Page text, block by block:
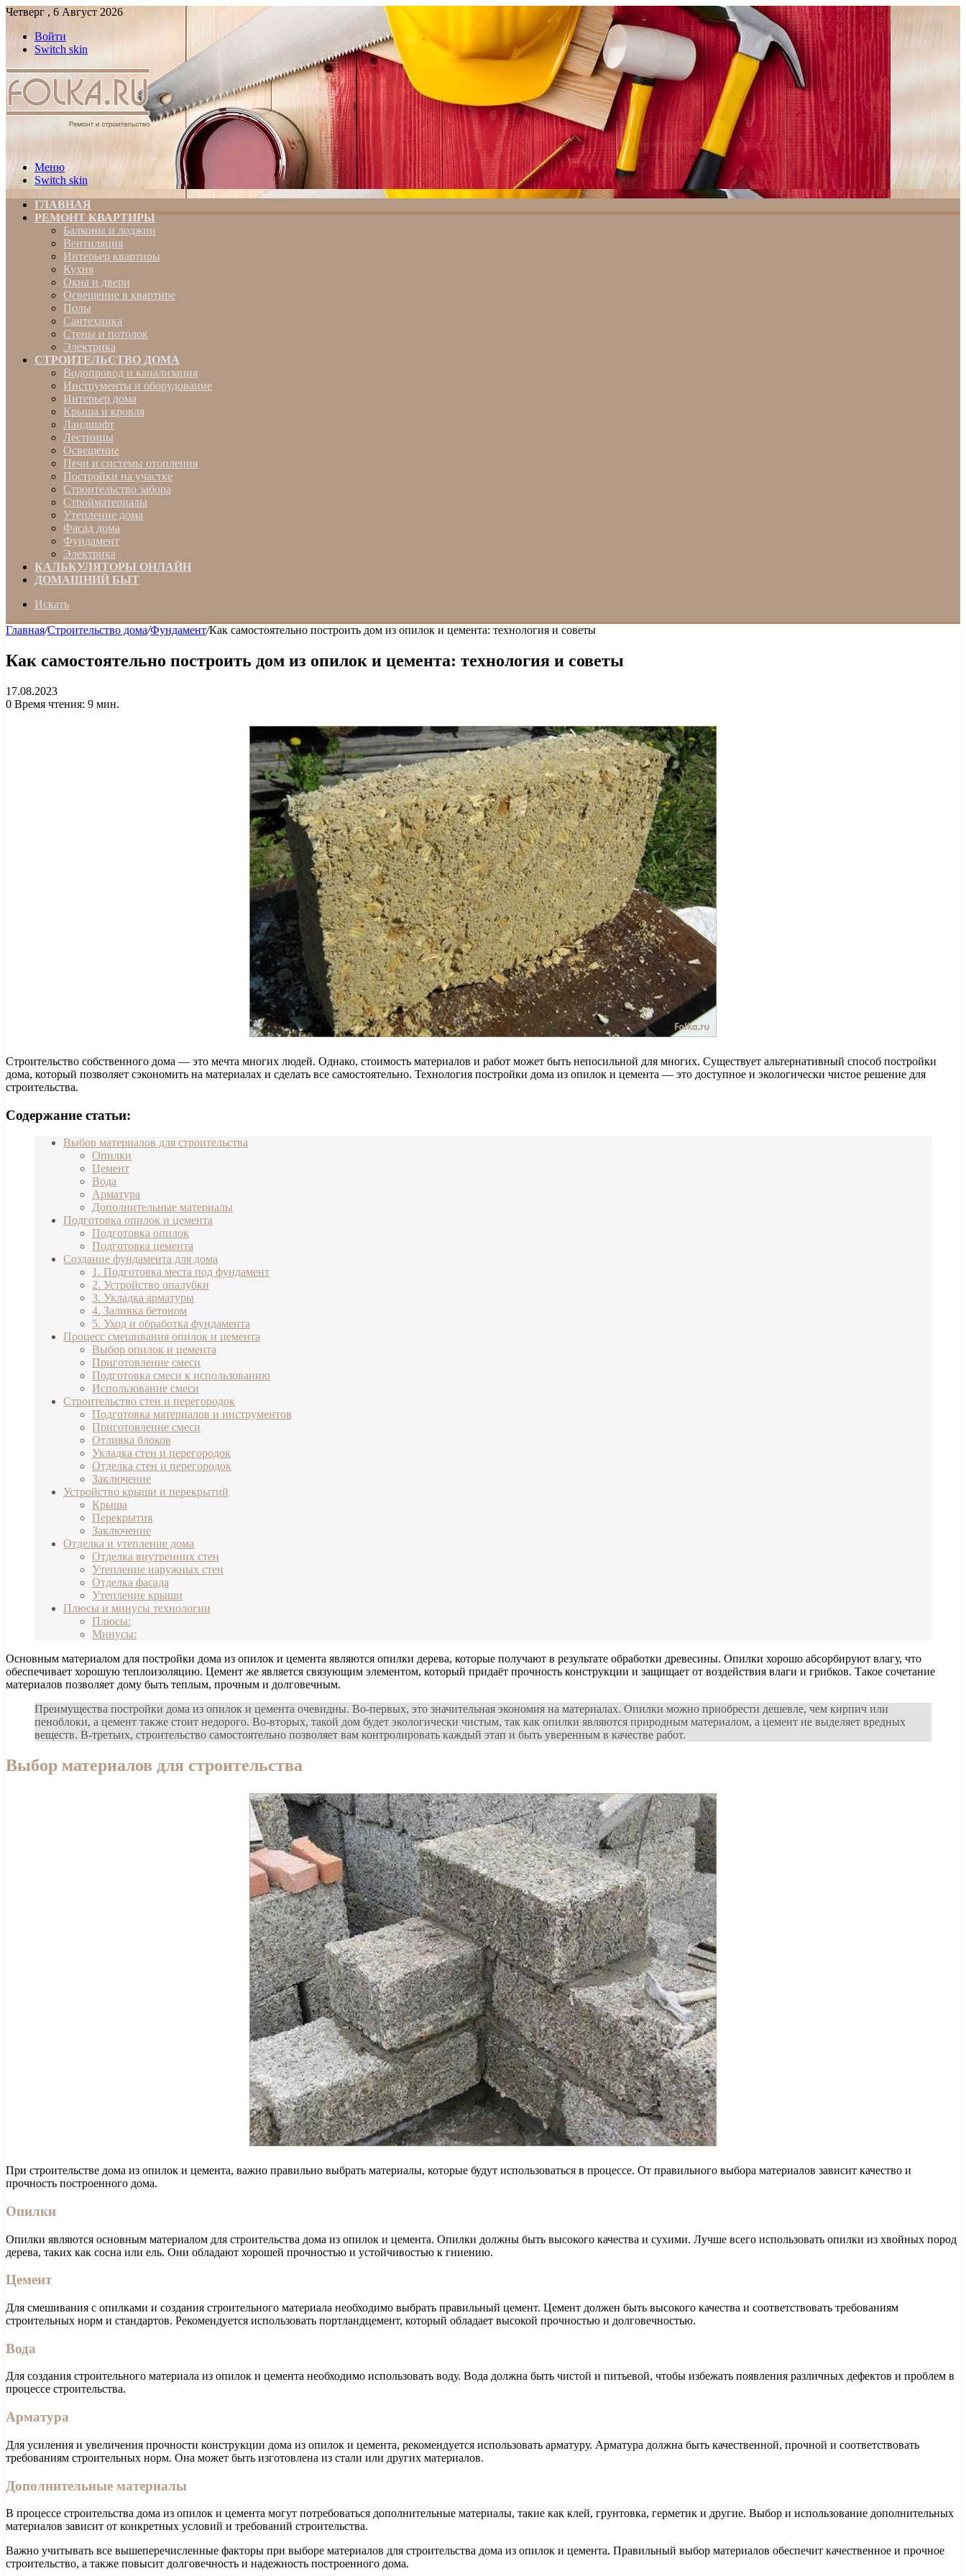
Четверг , 6 Август 2026
Войти
Switch skin
Меню
Switch skin
ГЛАВНАЯ
РЕМОНТ КВАРТИРЫ
Балконы и лоджии
Вентиляция
Интерьер квартиры
Кухня
Окна и двери
Освещение в квартире
Полы
Сантехника
Стены и потолок
Электрика
СТРОИТЕЛЬСТВО ДОМА
Водопровод и канализация
Инструменты и оборудование
Интерьер дома
Крыша и кровля
Ландшафт
Лестницы
Освещение
Печи и системы отопления
Постройки на участке
Строительство забора
Стройматериалы
Утепление дома
Фасад дома
Фундамент
Электрика
КАЛЬКУЛЯТОРЫ ОНЛАЙН
ДОМАШНИЙ БЫТ
Искать
Главная/Строительство дома/Фундамент/Как самостоятельно построить дом из опилок и цемента: технология и советы
Как самостоятельно построить дом из опилок и цемента: технология и советы
17.08.2023
0 Время чтения: 9 мин.
Строительство собственного дома — это мечта многих людей. Однако, стоимость материалов и работ может быть непосильной для многих. Существует альтернативный способ постройки
дома, который позволяет сэкономить на материалах и сделать все самостоятельно. Технология постройки дома из опилок и цемента — это доступное и экологически чистое решение для
строительства.
Содержание статьи:
Выбор материалов для строительства
Опилки
Цемент
Вода
Арматура
Дополнительные материалы
Подготовка опилок и цемента
Подготовка опилок
Подготовка цемента
Создание фундамента для дома
1. Подготовка места под фундамент
2. Устройство опалубки
3. Укладка арматуры
4. Заливка бетоном
5. Уход и обработка фундамента
Процесс смешивания опилок и цемента
Выбор опилок и цемента
Приготовление смеси
Подготовка смеси к использованию
Использование смеси
Строительство стен и перегородок
Подготовка материалов и инструментов
Приготовление смеси
Отливка блоков
Укладка стен и перегородок
Отделка стен и перегородок
Заключение
Устройство крыши и перекрытий
Крыша
Перекрытия
Заключение
Отделка и утепление дома
Отделка внутренних стен
Утепление наружных стен
Отделка фасада
Утепление крыши
Плюсы и минусы технологии
Плюсы:
Минусы:
Основным материалом для постройки дома из опилок и цемента являются опилки дерева, которые получают в результате обработки древесины. Опилки хорошо абсорбируют влагу, что
обеспечивает хорошую теплоизоляцию. Цемент же является связующим элементом, который придаёт прочность конструкции и защищает от воздействия влаги и грибков. Такое сочетание
материалов позволяет дому быть теплым, прочным и долговечным.
Преимущества постройки дома из опилок и цемента очевидны. Во-первых, это значительная экономия на материалах. Опилки можно приобрести дешевле, чем кирпич или
пеноблоки, а цемент также стоит недорого. Во-вторых, такой дом будет экологически чистым, так как опилки являются природным материалом, а цемент не выделяет вредных
веществ. В-третьих, строительство самостоятельно позволяет вам контролировать каждый этап и быть уверенным в качестве работ.
Выбор материалов для строительства
При строительстве дома из опилок и цемента, важно правильно выбрать материалы, которые будут использоваться в процессе. От правильного выбора материалов зависит качество и
прочность построенного дома.
Опилки
Опилки являются основным материалом для строительства дома из опилок и цемента. Опилки должны быть высокого качества и сухими. Лучше всего использовать опилки из хвойных пород
дерева, таких как сосна или ель. Они обладают хорошей прочностью и устойчивостью к гниению.
Цемент
Для смешивания с опилками и создания строительного материала необходимо выбрать правильный цемент. Цемент должен быть высокого качества и соответствовать требованиям
строительных норм и стандартов. Рекомендуется использовать портландцемент, который обладает высокой прочностью и долговечностью.
Вода
Для создания строительного материала из опилок и цемента необходимо использовать воду. Вода должна быть чистой и питьевой, чтобы избежать появления различных дефектов и проблем в
процессе строительства.
Арматура
Для усиления и увеличения прочности конструкции дома из опилок и цемента, рекомендуется использовать арматуру. Арматура должна быть качественной, прочной и соответствовать
требованиям строительных норм. Она может быть изготовлена из стали или других материалов.
Дополнительные материалы
В процессе строительства дома из опилок и цемента могут потребоваться дополнительные материалы, такие как клей, грунтовка, герметик и другие. Выбор и использование дополнительных
материалов зависит от конкретных условий и требований строительства.
Важно учитывать все вышеперечисленные факторы при выборе материалов для строительства дома из опилок и цемента. Правильный выбор материалов обеспечит качественное и прочное
строительство, а также повысит долговечность и надежность построенного дома.